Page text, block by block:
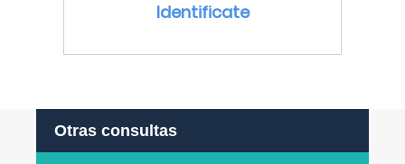
Identificate
Otras consultas